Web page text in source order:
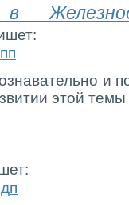
в
и
этой темы